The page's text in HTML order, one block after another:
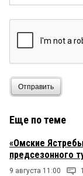
Отправить
Еще по теме
«Омские
предсезонного
9 августа 11:00 1